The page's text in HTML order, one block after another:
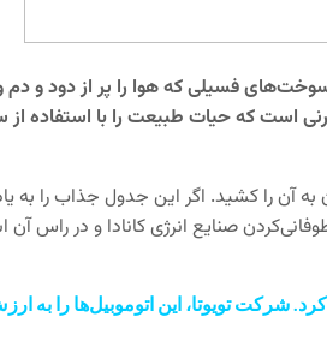
فسیلی که هوا را پر از دود و دم
است که حیات طبیعت را با استفاده
را کشید. اگر این جدول جذاب را به
صنایع انرژی کانادا و در راس